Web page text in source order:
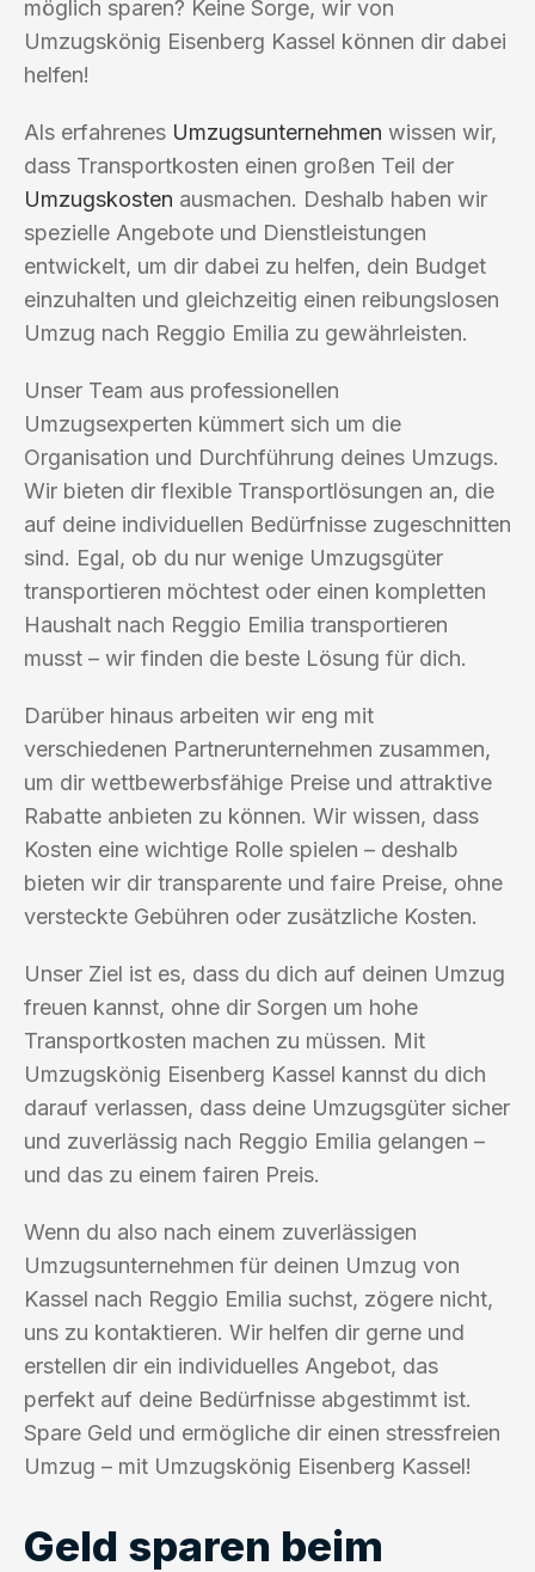
möglich sparen? Keine Sorge, wir von
Umzugskönig Eisenberg Kassel können dir dabei
helfen!
Als erfahrenes Umzugsunternehmen wissen wir,
dass Transportkosten einen großen Teil der
Umzugskosten ausmachen. Deshalb haben wir
spezielle Angebote und Dienstleistungen
entwickelt, um dir dabei zu helfen, dein Budget
einzuhalten und gleichzeitig einen reibungslosen
Umzug nach Reggio Emilia zu gewährleisten.
Unser Team aus professionellen
Umzugsexperten kümmert sich um die
Organisation und Durchführung deines Umzugs.
Wir bieten dir flexible Transportlösungen an, die
auf deine individuellen Bedürfnisse zugeschnitten
sind. Egal, ob du nur wenige Umzugsgüter
transportieren möchtest oder einen kompletten
Haushalt nach Reggio Emilia transportieren
musst – wir finden die beste Lösung für dich.
Darüber hinaus arbeiten wir eng mit
verschiedenen Partnerunternehmen zusammen,
um dir wettbewerbsfähige Preise und attraktive
Rabatte anbieten zu können. Wir wissen, dass
Kosten eine wichtige Rolle spielen – deshalb
bieten wir dir transparente und faire Preise, ohne
versteckte Gebühren oder zusätzliche Kosten.
Unser Ziel ist es, dass du dich auf deinen Umzug
freuen kannst, ohne dir Sorgen um hohe
Transportkosten machen zu müssen. Mit
Umzugskönig Eisenberg Kassel kannst du dich
darauf verlassen, dass deine Umzugsgüter sicher
und zuverlässig nach Reggio Emilia gelangen –
und das zu einem fairen Preis.
Wenn du also nach einem zuverlässigen
Umzugsunternehmen für deinen Umzug von
Kassel nach Reggio Emilia suchst, zögere nicht,
uns zu kontaktieren. Wir helfen dir gerne und
erstellen dir ein individuelles Angebot, das
perfekt auf deine Bedürfnisse abgestimmt ist.
Spare Geld und ermögliche dir einen stressfreien
Umzug – mit Umzugskönig Eisenberg Kassel!
Geld sparen beim